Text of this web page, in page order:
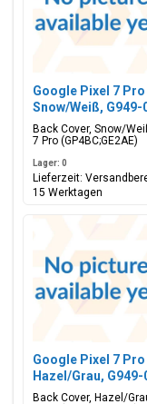
Google Pixel 7 Pro
Snow/Weiß, G949-
Back Cover, Snow/
7 Pro (GP4BC;GE2AE)
Lager: 0
Lieferzeit:
15 Werktagen
Google Pixel 7 Pro
Hazel/Grau, G949-
Back Cover, Hazel/